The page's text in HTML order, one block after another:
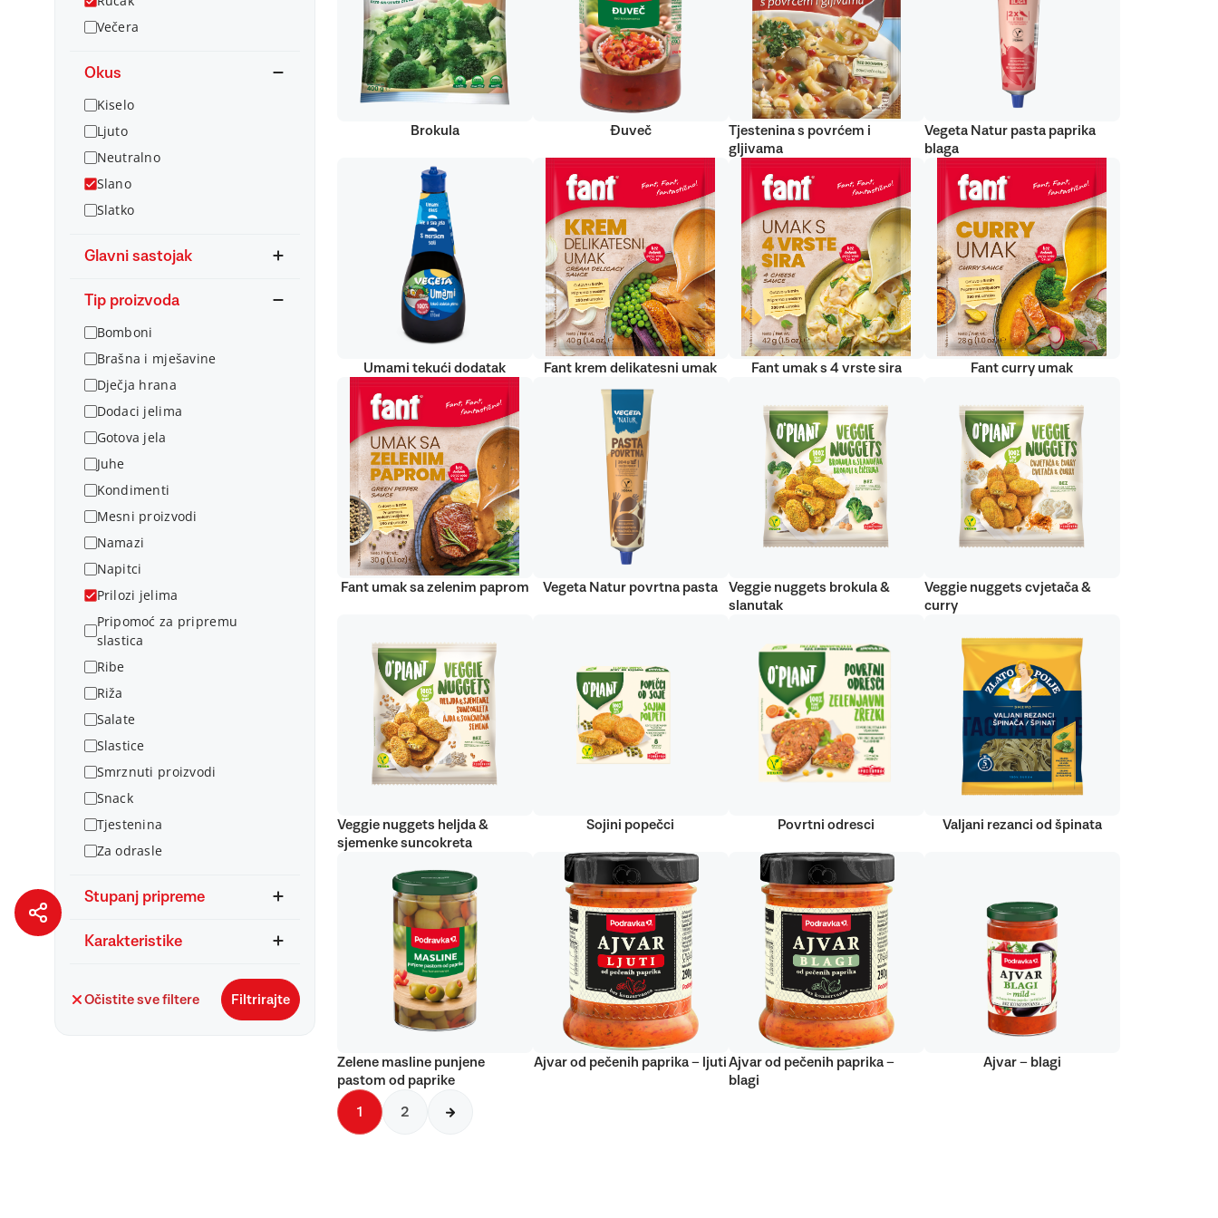
Večera
Okus
Kiselo
Ljuto
Neutralno
Slano
Slatko
Glavni sastojak
Tip proizvoda
Bomboni
Brašna i mješavine
Dječja hrana
Dodaci jelima
Gotova jela
Juhe
Kondimenti
Mesni proizvodi
Namazi
Napitci
Prilozi jelima
Pripomoć za pripremu
slastica
Ribe
Riža
Salate
Slastice
Smrznuti proizvodi
Snack
Tjestenina
Za odrasle
Stupanj pripreme
Karakteristike
Očistite sve filtere Filtrirajte
Brokula Đuveč
Tjestenina s povrćem i
gljivama
Vegeta Natur pasta paprika
blaga
Umami tekući dodatak Fant krem delikatesni umak Fant umak s 4 vrste sira Fant curry umak
Fant umak sa zelenim paprom Vegeta Natur povrtna pasta
Veggie nuggets brokula &
slanutak
Veggie nuggets cvjetača &
curry
Veggie nuggets heljda &
sjemenke suncokreta
Sojini popečci Povrtni odresci Valjani rezanci od špinata
Zelene masline punjene
pastom od paprike
Ajvar od pečenih paprika – ljutiAjvar od pečenih paprika –
blagi
Ajvar – blagi
1 2